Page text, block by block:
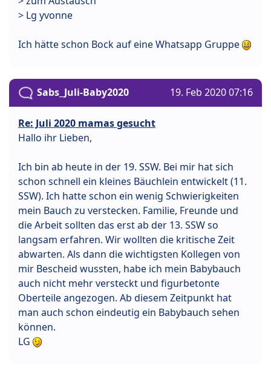
> Lg yvonne
Ich hätte schon Bock auf eine Whatsapp Gruppe
Sabs_Juli-Baby2020 19. Feb 2020 07:16
Re: Juli 2020 mamas gesucht
Hallo ihr Lieben,
Ich bin ab heute in der 19. SSW. Bei mir hat sich
schon schnell ein kleines Bäuchlein entwickelt (11.
SSW). Ich hatte schon ein wenig Schwierigkeiten
mein Bauch zu verstecken. Familie, Freunde und
die Arbeit sollten das erst ab der 13. SSW so
langsam erfahren. Wir wollten die kritische Zeit
abwarten. Als dann die wichtigsten Kollegen von
mir Bescheid wussten, habe ich mein Babybauch
auch nicht mehr versteckt und figurbetonte
Oberteile angezogen. Ab diesem Zeitpunkt hat
man auch schon eindeutig ein Babybauch sehen
können.
LG